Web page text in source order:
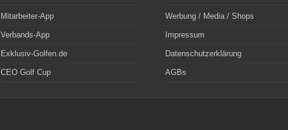
Mitarbeiter-App
Verbands-App
Exklusiv-Golfen.de
CEO Golf Cup
Werbung / Media / Shops
Impressum
Datenschutzerklärung
AGBs